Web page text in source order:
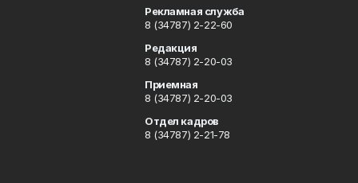
Рекламная служба
8 (34787) 2-22-60
Редакция
8 (34787) 2-20-03
Приемная
8 (34787) 2-20-03
Отдел кадров
8 (34787) 2-21-78